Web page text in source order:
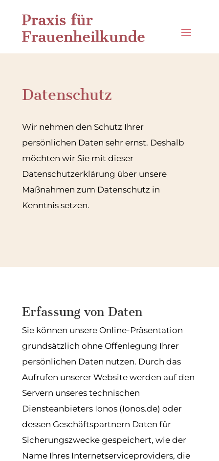
Datenschutz
Wir nehmen den Schutz Ihrer
persönlichen Daten sehr ernst. Deshalb
möchten wir Sie mit dieser
Datenschutzerklärung über unsere
Maßnahmen zum Datenschutz in
Kenntnis setzen.
Erfassung von Daten
Sie können unsere Online-Präsentation
grundsätzlich ohne Offenlegung Ihrer
persönlichen Daten nutzen. Durch das
Aufrufen unserer Website werden auf den
Servern unseres technischen
Diensteanbieters Ionos (Ionos.de) oder
dessen Geschäftspartnern Daten für
Sicherungszwecke gespeichert, wie der
Name Ihres Internetserviceproviders, die